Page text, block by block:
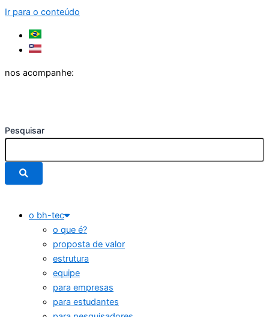
Ir para o conteúdo
nos acompanhe:
Pesquisar
o bh-tec
o que é?
proposta de valor
estrutura
equipe
para empresas
para estudantes